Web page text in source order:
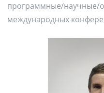
программные/научные/
международных